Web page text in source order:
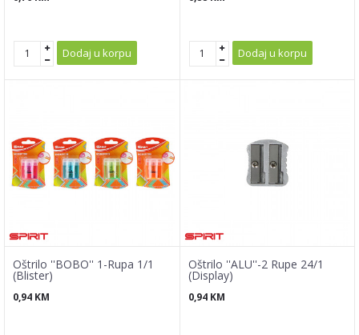
Dodaj u korpu Dodaj u korpu
Oštrilo ''BOBO'' 1-Rupa 1/1
(Blister)
0,94 KM
Oštrilo ''ALU''-2 Rupe 24/1
(Display)
0,94 KM